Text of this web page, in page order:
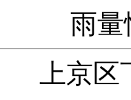
雨量
上京